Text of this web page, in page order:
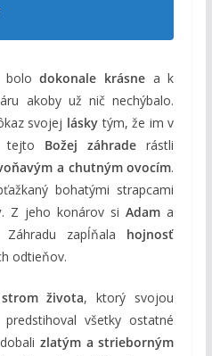
bolodokonale krásnea k
akoby už nič nechýbalo.
svojej lásky tým, že im v
tejto Božej záhrade rástli
a chutným ovocím.
bohatými strapcami
. Z jeho konárov siAdam a
Záhradu zapĺňala hojnosť
odtieňov.
strom života, ktorý svojou
predstihoval všetky ostatné
zlatým a strieborným